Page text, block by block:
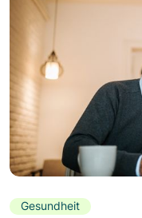
Gesundheit